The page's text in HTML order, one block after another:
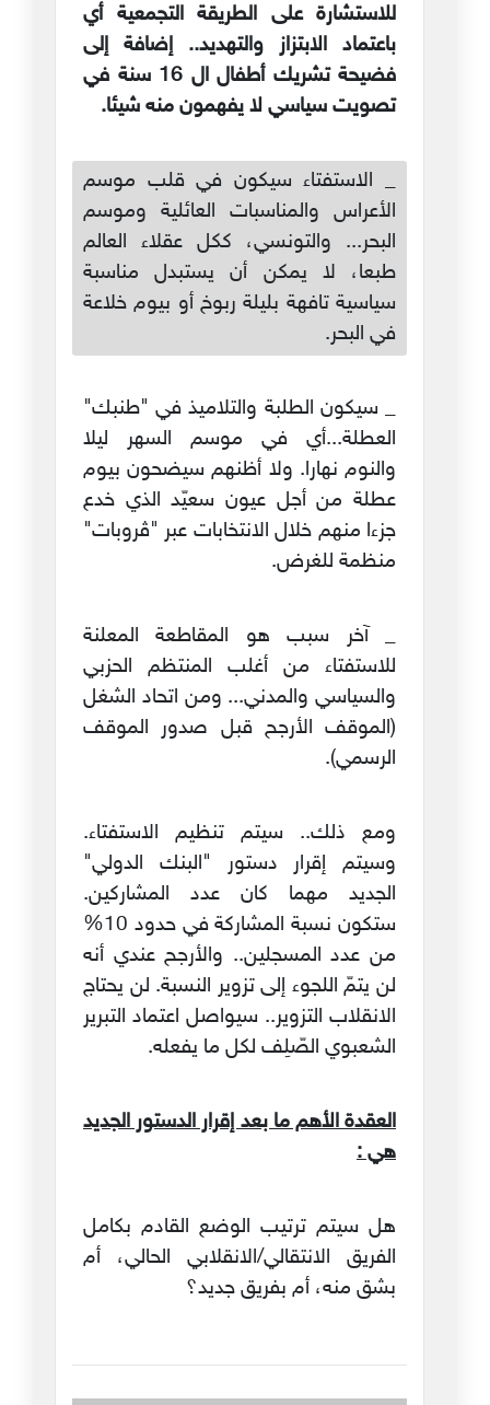
للاستشارة على الطريقة التجمعية أي
باعتماد الابتزاز والتهديد.. إضافة إلى
فضيحة تشريك أطفال ال 16 سنة في
تصويت سياسي لا يفهمون منه شيئا.
_ الاستفتاء سيكون في قلب موسم
الأعراس والمناسبات العائلية وموسم
البحر... والتونسي، ككل عقلاء العالم
طبعا، لا يمكن أن يستبدل مناسبة
سياسية تافهة بليلة ربوخ أو بيوم خلاعة
في البحر.
_ سيكون الطلبة والتلاميذ في "طنبك"
العطلة...أي في موسم السهر ليلا
والنوم نهارا. ولا أظنهم سيضحون بيوم
عطلة من أجل عيون سعيّد الذي خدع
جزءا منهم خلال الانتخابات عبر "ڤروبات"
منظمة للغرض.
_ آخر سبب هو المقاطعة المعلنة
للاستفتاء من أغلب المنتظم الحزبي
والسياسي والمدني... ومن اتحاد الشغل
(الموقف الأرجح قبل صدور الموقف
الرسمي).
ومع ذلك.. سيتم تنظيم الاستفتاء.
وسيتم إقرار دستور "البنك الدولي"
الجديد مهما كان عدد المشاركين.
ستكون نسبة المشاركة في حدود 10%
من عدد المسجلين.. والأرجح عندي أنه
لن يتمّ اللجوء إلى تزوير النسبة. لن يحتاج
الانقلاب التزوير.. سيواصل اعتماد التبرير
الشعبوي الصّلِف لكل ما يفعله.
العقدة الأهم ما بعد إقرار الدستور الجديد
هي :
هل سيتم ترتيب الوضع القادم بكامل
الفريق الانتقالي/الانقلابي الحالي، أم
بشق منه، أم بفريق جديد؟